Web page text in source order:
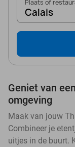
Plaats of
Calais
Geniet van
omgeving
Maak van jouw
Combineer je
uitjes in de buurt.